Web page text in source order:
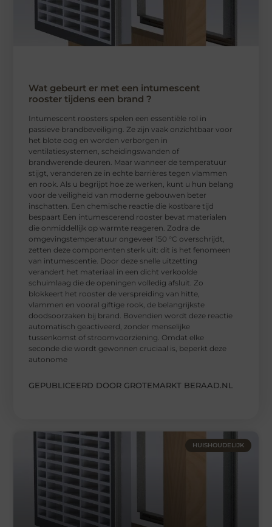
Wat gebeurt er met een intumescent
rooster tijdens een brand ?
Intumescent roosters spelen een essentiële rol in
passieve brandbeveiliging. Ze zijn vaak onzichtbaar voor
het blote oog en worden verborgen in
ventilatiesystemen, scheidingswanden of
brandwerende deuren. Maar wanneer de temperatuur
stijgt, veranderen ze in echte barrières tegen vlammen
en rook. Als u begrijpt hoe ze werken, kunt u hun belang
voor de veiligheid van moderne gebouwen beter
inschatten. Een chemische reactie die kostbare tijd
bespaart Een intumescerend rooster bevat materialen
die onmiddellijk op warmte reageren. Zodra de
omgevingstemperatuur ongeveer 150 °C overschrijdt,
zetten deze componenten sterk uit: dit is het fenomeen
van intumescentie. Door deze snelle uitzetting
verandert het materiaal in een dicht verkoolde
schuimlaag die de openingen volledig afsluit. Zo
blokkeert het rooster de verspreiding van hitte,
vlammen en vooral giftige rook, de belangrijkste
doodsoorzaken bij brand. Bovendien wordt deze reactie
automatisch geactiveerd, zonder menselijke
tussenkomst of stroomvoorziening. Omdat elke
seconde die wordt gewonnen cruciaal is, beperkt deze
autonome
GEPUBLICEERD DOOR GROTEMARKT BERAAD.NL
HUISHOUDELIJK